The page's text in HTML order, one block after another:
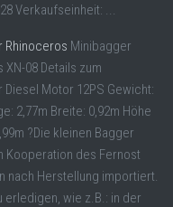
Verkaufseinheit: ...
Rhinoceros Minibagger
XN-08 Details zum
Diesel Motor 12PS Gewicht:
2,77m Breite: 0,92m Höhe
?Die kleinen Bagger
Kooperation des Fernost
nach Herstellung importiert.
erledigen, wie z.B.: in der